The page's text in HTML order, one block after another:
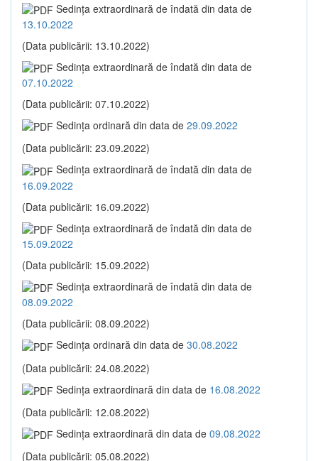
Sedinţa extraordinară de îndată din data de
13.10.2022
(Data publicării: 13.10.2022)
Sedinţa extraordinară de îndată din data de
07.10.2022
(Data publicării: 07.10.2022)
Sedinţa ordinară din data de 29.09.2022
(Data publicării: 23.09.2022)
Sedinţa extraordinară de îndată din data de
16.09.2022
(Data publicării: 16.09.2022)
Sedinţa extraordinară de îndată din data de
15.09.2022
(Data publicării: 15.09.2022)
Sedinţa extraordinară de îndată din data de
08.09.2022
(Data publicării: 08.09.2022)
Sedinţa ordinară din data de 30.08.2022
(Data publicării: 24.08.2022)
Sedinţa extraordinară din data de 16.08.2022
(Data publicării: 12.08.2022)
Sedinţa extraordinară din data de 09.08.2022
(Data publicării: 05.08.2022)